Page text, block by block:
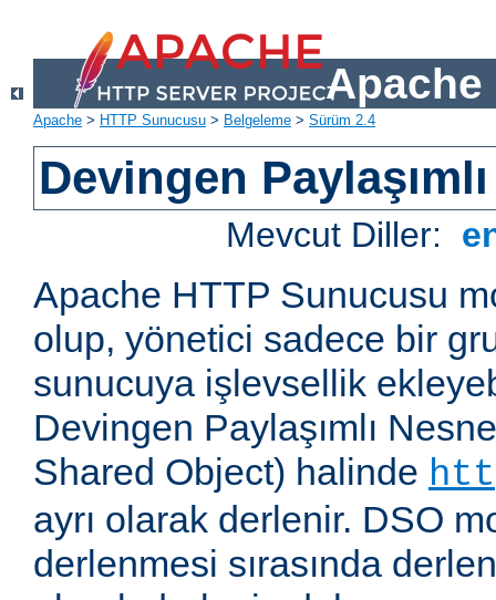
Apache
Apache > HTTP Sunucusu > Belgeleme > Sürüm 2.4
Devingen
Mevcut Diller:
Apache HTTP Sunucusu
olup, yönetici sadece bir
sunucuya işlevsellik
Devingen Paylaşımlı
Shared Object) halinde
ayrı olarak derlenir. DSO
derlenmesi sırasında